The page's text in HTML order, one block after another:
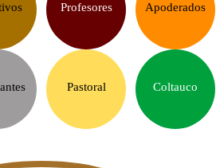
Profesores Apoderados
Pastoral Coltauco